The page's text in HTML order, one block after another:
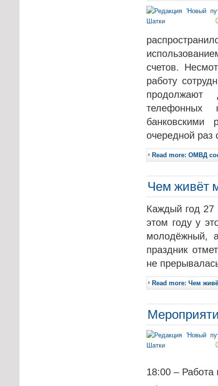
счетов.
работу
продолжают
телефонных
очередной раз
Read more: ОМВД
Чем живёт
Каждый год
этом году у
молодёжный,
праздник
не
Read more: Чем
18:00 –